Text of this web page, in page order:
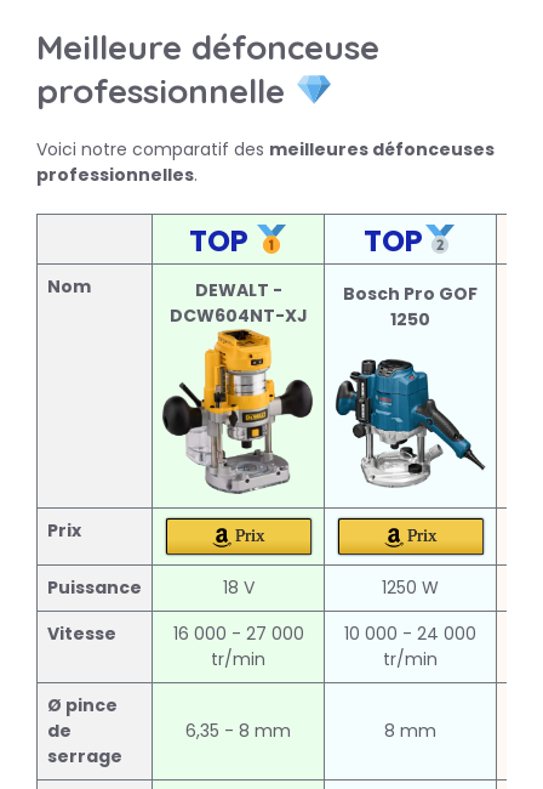
Meilleure défonceuse
professionnelle
Voici notre comparatif des meilleures défonceuses
professionnelles.
TOP TOP
Nom
DEWALT -
DCW604NT-XJ
Bosch Pro GOF
1250
Prix Prix Prix
Puissance 18 V
1250 W
Vitesse
16 000 - 27 000
tr/min
10 000 - 24 000
tr/min
Ø pince
de
serrage
6,35 - 8 mm 8 mm